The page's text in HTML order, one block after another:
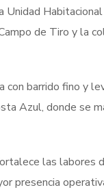
Unidad
de Tiro y la
barrido fino y
Azul, donde se
las labores
presencia